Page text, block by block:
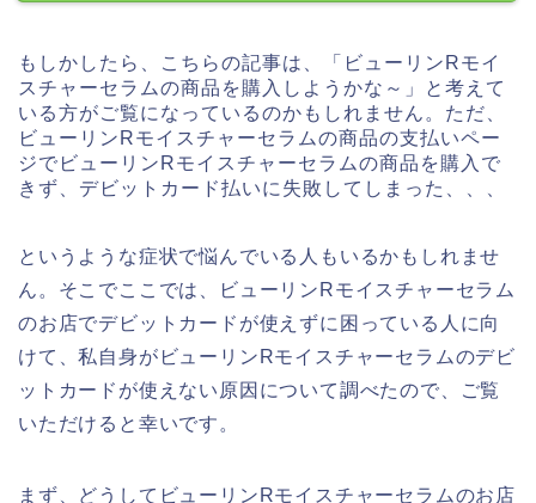
もしかしたら、こちらの記事は、「ビューリンRモイ
スチャーセラムの商品を購入しようかな～」と考えて
いる方がご覧になっているのかもしれません。ただ、
ビューリンRモイスチャーセラムの商品の支払いペー
ジでビューリンRモイスチャーセラムの商品を購入で
きず、デビットカード払いに失敗してしまった、、、
というような症状で悩んでいる人もいるかもしれませ
ん。そこでここでは、ビューリンRモイスチャーセラム
のお店でデビットカードが使えずに困っている人に向
けて、私自身がビューリンRモイスチャーセラムのデビ
ットカードが使えない原因について調べたので、ご覧
いただけると幸いです。
まず、どうしてビューリンRモイスチャーセラムのお店